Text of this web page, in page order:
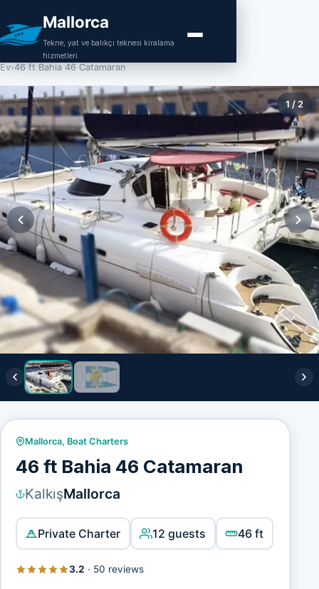
Mallorca
Tekne, yat ve balıkçı teknesi kiralama
hizmetleri
Ev›46 ft Bahia 46 Catamaran
1 / 2
Mallorca, Boat Charters
46 ft Bahia 46 Catamaran
KalkışMallorca
Private Charter 12 guests 46 ft
3.2 · 50 reviews